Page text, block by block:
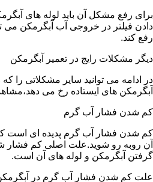
برای رفع مشکل آن باید لوله های
دادن فیلتر در خروجی آب آبگرمکن
رفع کند.
دیگر مشکلات رایج در تعمیر آبگرمکن
در ادامه می توانید سایر مشکلاتی را
آبگرمکن های ایستاده رخ می
کم شدن فشار آب گرم
کم شدن فشار آب گرم پدیده ای است
آن روبه رو شوید.علت اصلی کم
گرفتن آبگرمکن و لوله های آن است.
علت کم شدن فشار آب گرم در آبگرمکن